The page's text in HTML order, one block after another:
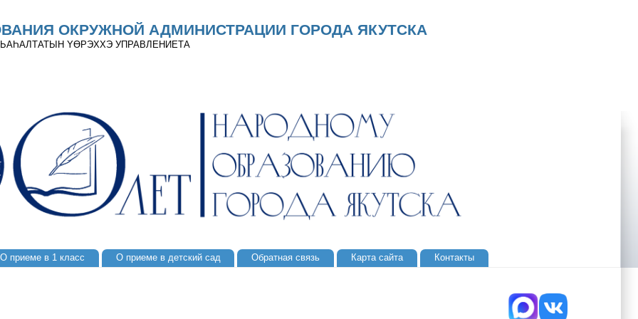
ОКРУЖНОЙ АДМИНИСТРАЦИИ ГОРОДА ЯКУТСКА
YӨРЭХХЭ УПРАВЛЕНИЕТА
О приеме в 1 класс О приеме в детский сад Обратная связь Карта сайта Контакты